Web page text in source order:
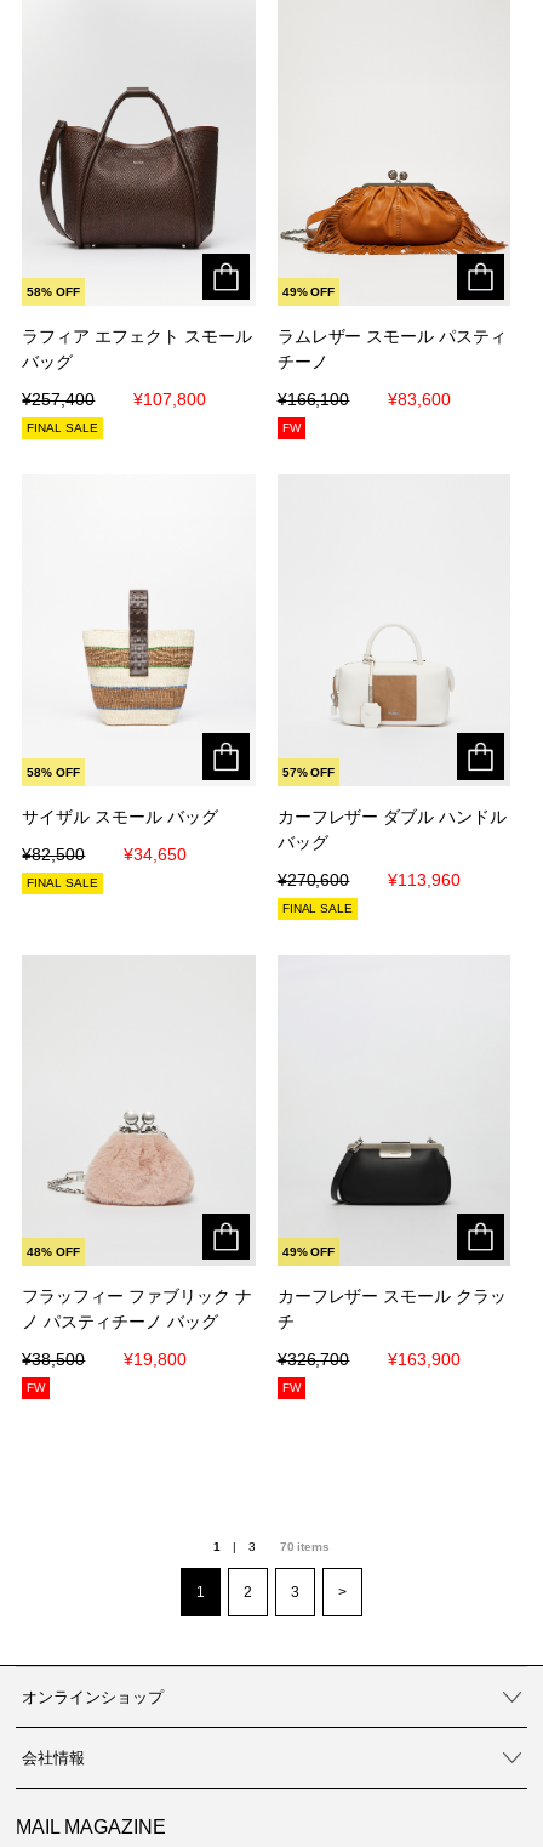
ラフィア エフェクト スモール
バッグ
¥257,400
¥107,800
58% OFF
ラフィア エフェクト スモール
バッグ
¥257,400
¥107,800
FINAL SALE
ラムレザー スモール パスティ
チーノ
¥166,100
¥83,600
49% OFF
ラムレザー スモール パスティ
チーノ
¥166,100
¥83,600
FW
サイザル スモール バッグ
¥82,500
¥34,650
58% OFF
サイザル スモール バッグ
¥82,500
¥34,650
FINAL SALE
カーフレザー ダブル ハンドル
バッグ
¥270,600
¥113,960
57% OFF
カーフレザー ダブル ハンドル
バッグ
¥270,600
¥113,960
FINAL SALE
フラッフィー ファブリック ナ
ノ パスティチーノ バッグ
¥38,500
¥19,800
48% OFF
フラッフィー ファブリック ナ
ノ パスティチーノ バッグ
¥38,500
¥19,800
FW
カーフレザー スモール クラッ
チ
¥326,700
¥163,900
49% OFF
カーフレザー スモール クラッ
チ
¥326,700
¥163,900
FW
1 | 3 70 items
1 2 3 >
オンラインショップ
会社情報
MAIL MAGAZINE